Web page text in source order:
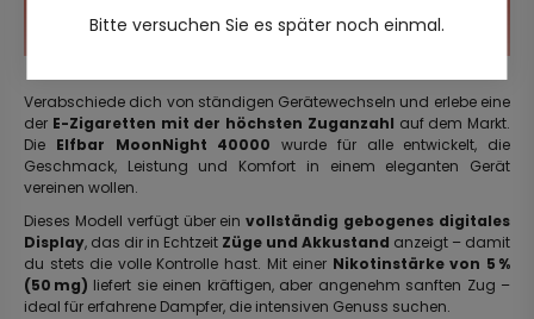
Bitte versuchen Sie es später noch einmal.
Verabschiede dich von ständigen Gerätewechseln und erlebe eine
der E-Zigaretten mit der höchsten Zuganzahl auf dem Markt.
Die Elfbar MoonNight 40000 wurde für alle entwickelt, die
Geschmack, Leistung und Komfort in einem eleganten Gerät
vereinen wollen.
Dieses Modell verfügt über einvollständig gebogenes digitales
Display, das dir in Echtzeit Züge und Akkustand anzeigt – damit
du stets die volle Kontrolle hast. Mit einer Nikotinstärke von 5 %
(50 mg) liefert sie einen kräftigen, aber angenehm sanften Zug –
ideal für erfahrene Dampfer, die intensiven Genuss suchen.